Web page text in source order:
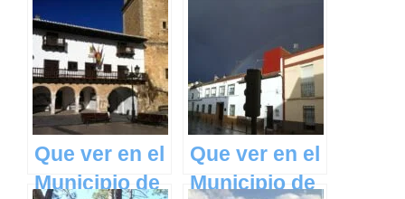
Que ver en el
Municipio de
Que ver en el
Municipio de